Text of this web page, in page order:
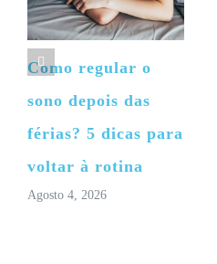
Como regular o
sono depois das
férias? 5 dicas para
voltar à rotina
Agosto 4, 2026